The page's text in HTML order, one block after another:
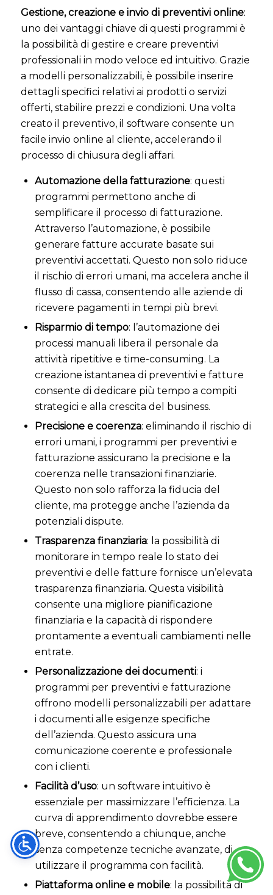
Gestione, creazione e invio di preventivi online:
uno dei vantaggi chiave di questi programmi è
la possibilità di gestire e creare preventivi
professionali in modo veloce ed intuitivo. Grazie
a modelli personalizzabili, è possibile inserire
dettagli specifici relativi ai prodotti o servizi
offerti, stabilire prezzi e condizioni. Una volta
creato il preventivo, il software consente un
facile invio online al cliente, accelerando il
processo di chiusura degli affari.
Automazione della fatturazione: questi
programmi permettono anche di
semplificare il processo di fatturazione.
Attraverso l’automazione, è possibile
generare fatture accurate basate sui
preventivi accettati. Questo non solo riduce
il rischio di errori umani, ma accelera anche il
flusso di cassa, consentendo alle aziende di
ricevere pagamenti in tempi più brevi.
Risparmio di tempo: l’automazione dei
processi manuali libera il personale da
attività ripetitive e time-consuming. La
creazione istantanea di preventivi e fatture
consente di dedicare più tempo a compiti
strategici e alla crescita del business.
Precisione e coerenza: eliminando il rischio di
errori umani, i programmi per preventivi e
fatturazione assicurano la precisione e la
coerenza nelle transazioni finanziarie.
Questo non solo rafforza la fiducia del
cliente, ma protegge anche l’azienda da
potenziali dispute.
Trasparenza finanziaria: la possibilità di
monitorare in tempo reale lo stato dei
preventivi e delle fatture fornisce un’elevata
trasparenza finanziaria. Questa visibilità
consente una migliore pianificazione
finanziaria e la capacità di rispondere
prontamente a eventuali cambiamenti nelle
entrate.
Personalizzazione dei documenti: i
programmi per preventivi e fatturazione
offrono modelli personalizzabili per adattare
i documenti alle esigenze specifiche
dell’azienda. Questo assicura una
comunicazione coerente e professionale
con i clienti.
Facilità d’uso: un software intuitivo è
essenziale per massimizzare l’efficienza. La
curva di apprendimento dovrebbe essere
breve, consentendo a chiunque, anche
senza competenze tecniche avanzate, di
utilizzare il programma con facilità.
Piattaforma online e mobile: la possibilità di